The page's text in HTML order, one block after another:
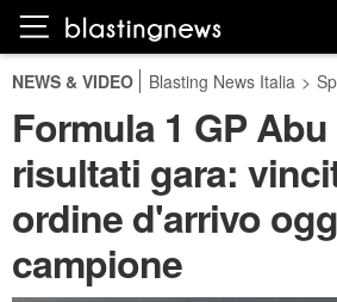
NEWS & VIDEO Blasting News Italia >
Formula 1 GP
risultati gara:
ordine d'arrivo
campione